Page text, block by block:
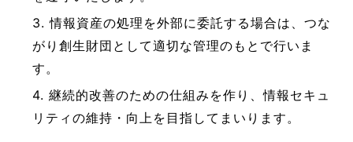
3. 情報資産の処理を外部に委託する場合は、つな
がり創生財団として適切な管理のもとで行いま
す。
4. 継続的改善のための仕組みを作り、情報セキュ
リティの維持・向上を目指してまいります。